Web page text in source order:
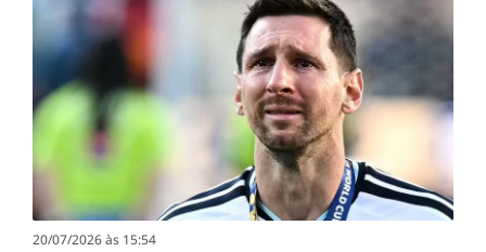
20/07/2026 às 15:54